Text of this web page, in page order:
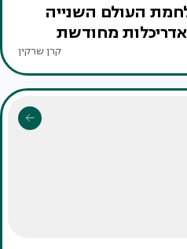
העולם השנייה
מחודשת
קרן שרקין